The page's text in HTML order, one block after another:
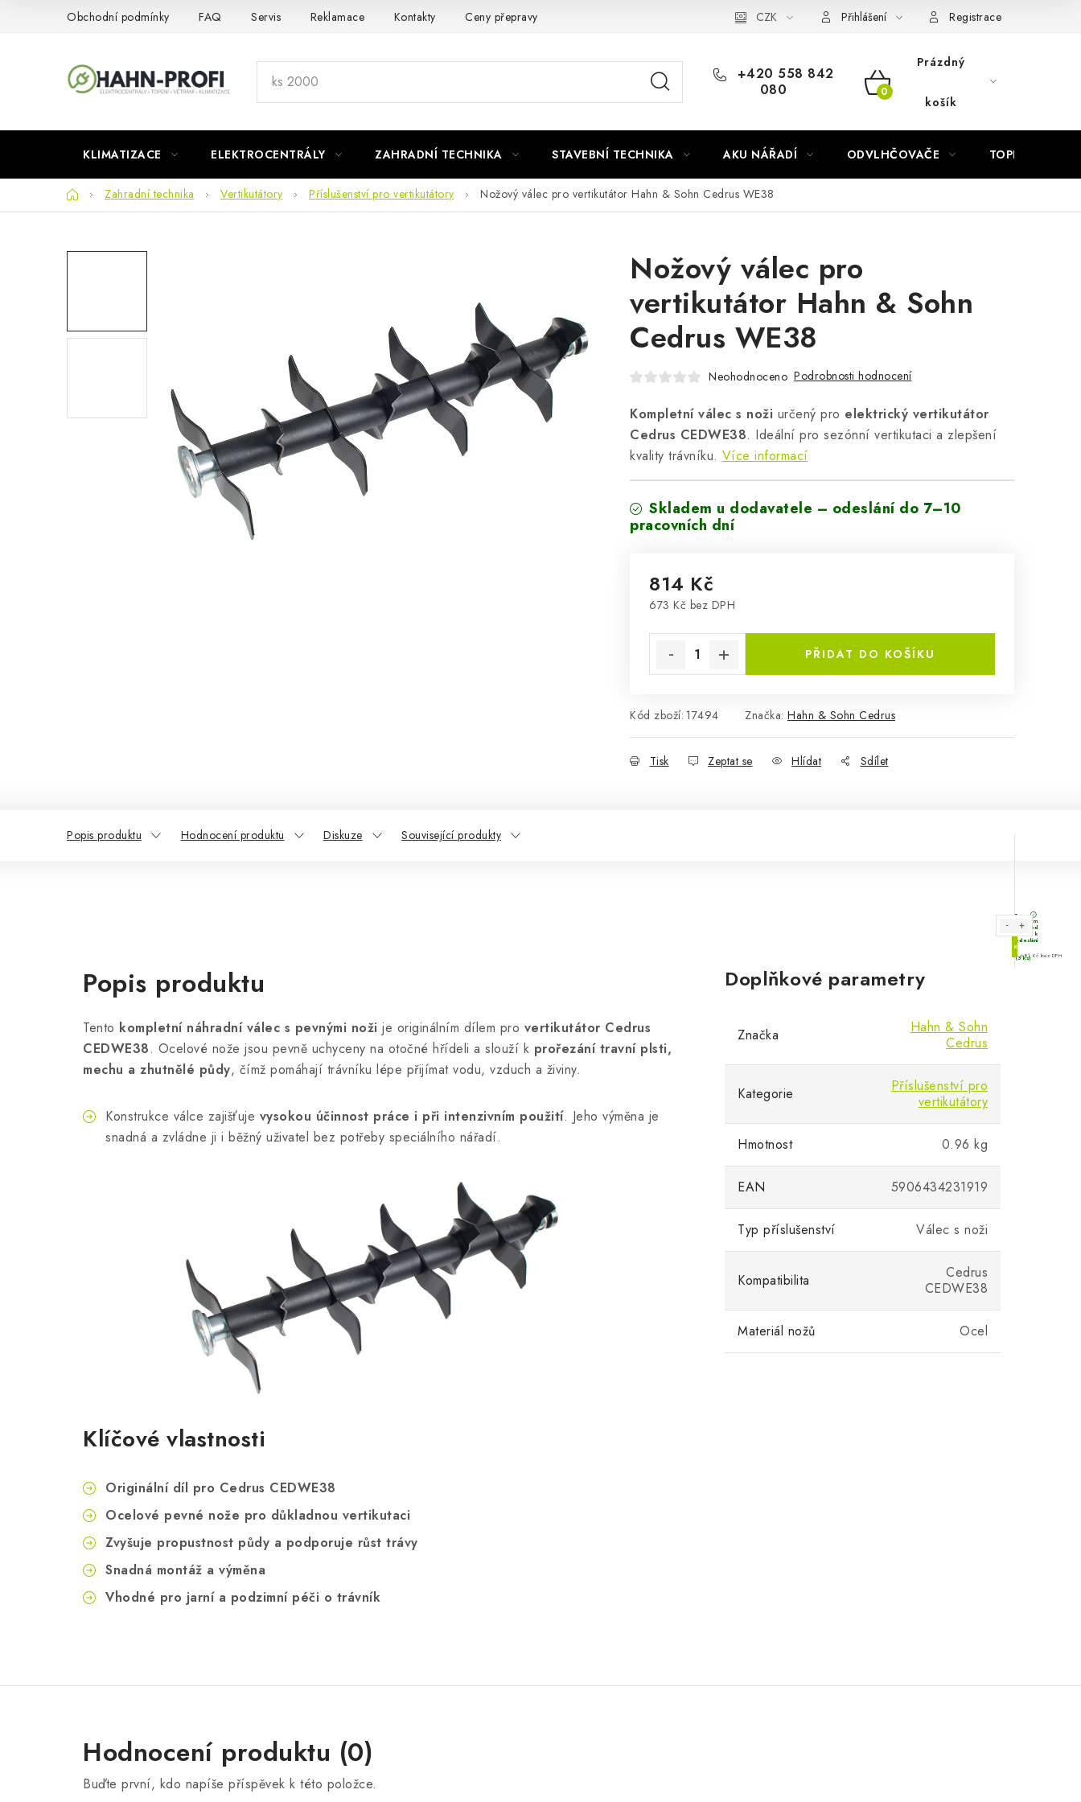
Obchodní podmínky FAQ Servis Reklamace Kontakty Ceny přepravy Náhradní díly Könner & Söhnen Reklamační řád
CZK Přihlášení Registrace
+420 558 842
080
NÁKUPNÍ
Prázdný
košík
KLIMATIZACE ELEKTROCENTRÁLY ZAHRADNÍ TECHNIKA STAVEBNÍ TECHNIKA AKU NÁŘADÍ ODVLHČOVAČE TOPIDLA
DomůZahradní technika Vertikutátory Příslušenství pro vertikutátory Nožový válec pro vertikutátor Hahn & Sohn Cedrus WE38
Nožový válec pro
vertikutátor Hahn & Sohn
Cedrus WE38
Neohodnoceno Podrobnosti hodnocení
Kompletní válec s noži určený pro elektrický vertikutátor
Cedrus CEDWE38. Ideální pro sezónní vertikutaci a zlepšení
kvality trávníku. Více informací
Skladem u dodavatele – odeslání do 7–10
pracovních dní
814 Kč
673 Kč bez DPH
PŘIDAT DO KOŠÍKU
Kód zboží: 17494 Značka: Hahn & Sohn Cedrus
Tisk Zeptat se Hlídat Sdílet
Popis produktu Hodnocení produktu Diskuze Související produkty
Popis produktu
Tento kompletní náhradní válec s pevnými noži je originálním dílem pro vertikutátor Cedrus
CEDWE38. Ocelové nože jsou pevně uchyceny na otočné hřídeli a slouží k prořezání travní plsti,
mechu a zhutnělé půdy, čímž pomáhají trávníku lépe přijímat vodu, vzduch a živiny.
Konstrukce válce zajišťuje vysokou účinnost práce i při intenzivním použití. Jeho výměna je
snadná a zvládne ji i běžný uživatel bez potřeby speciálního nářadí.
Klíčové vlastnosti
Originální díl pro Cedrus CEDWE38
Ocelové pevné nože pro důkladnou vertikutaci
Zvyšuje propustnost půdy a podporuje růst trávy
Snadná montáž a výměna
Vhodné pro jarní a podzimní péči o trávník
Doplňkové parametry
Značka
Hahn & Sohn
Cedrus
Kategorie
Příslušenství pro
vertikutátory
Hmotnost 0.96 kg
EAN 5906434231919
Typ příslušenství Válec s noži
Kompatibilita
Cedrus
CEDWE38
Materiál nožů Ocel
Hodnocení produktu (0)
Buďte první, kdo napíše příspěvek k této položce.